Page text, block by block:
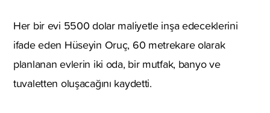
Her bir evi 5500 dolar maliyetle inşa edeceklerini
ifade eden Hüseyin Oruç, 60 metrekare olarak
planlanan evlerin iki oda, bir mutfak, banyo ve
tuvaletten oluşacağını kaydetti.